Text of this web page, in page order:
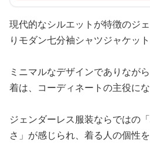
現代的なシルエットが特徴のジ
りモダン七分袖シャツジャケット
ミニマルなデザインでありなが
着は、コーディネートの主役にな
ジェンダーレス服装ならではの
さ」が感じられ、着る人の個性を